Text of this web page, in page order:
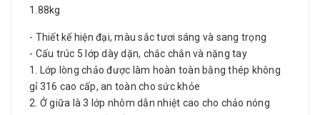
1.88kg
- Thiết kế hiện đại, màu sắc tươi sáng và sang trọng
- Cấu trúc 5 lớp dày dặn, chắc chắn và nặng tay
1. Lớp lòng chảo được làm hoàn toàn bằng thép không
gỉ 316 cao cấp, an toàn cho sức khỏe
2. Ở giữa là 3 lớp nhôm dẫn nhiệt cao cho chảo nóng